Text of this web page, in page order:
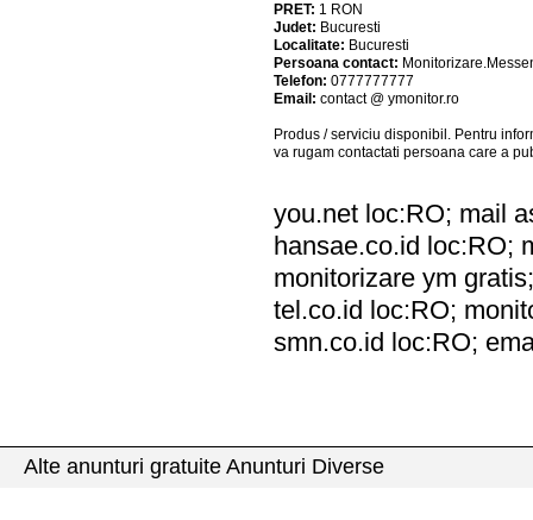
PRET: 1 RON
Judet: Bucuresti
Localitate: Bucuresti
Persoana contact:
Telefon: 0777777777
Email: contact @ ymonitor.ro
Produs / serviciu disponibil . Pentru
va rugam contactati persoana care a
you.net loc:RO; mail
hansae.co.id loc:RO;
monitorizare ym
tel.co.id loc:RO;
smn.co.id loc:RO;
Alte anunturi gratuite Anunturi Diverse